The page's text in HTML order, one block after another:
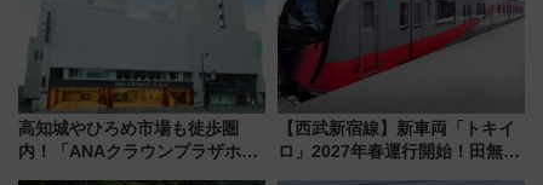
高知城やひろめ市場も徒歩圏
内！「ANAクラウンプラザホテ
【西武新宿線】新車両「トキイ
ロ」2027年春運行開始！田無・